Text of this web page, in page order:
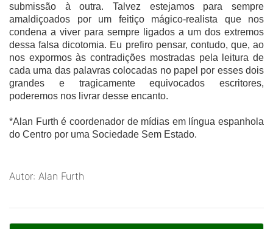
submissão à outra. Talvez estejamos para sempre
amaldiçoados por um feitiço mágico-realista que nos
condena a viver para sempre ligados a um dos extremos
dessa falsa dicotomia. Eu prefiro pensar, contudo, que, ao
nos expormos às contradições mostradas pela leitura de
cada uma das palavras colocadas no papel por esses dois
grandes e tragicamente equivocados escritores,
poderemos nos livrar desse encanto.
*Alan Furth é coordenador de mídias em língua espanhola
do Centro por uma Sociedade Sem Estado.
Autor: Alan Furth